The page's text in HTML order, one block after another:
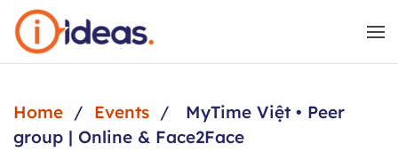
Skip to main content
Home Events
MyTime Việt • Peer
group | Online & Face2Face